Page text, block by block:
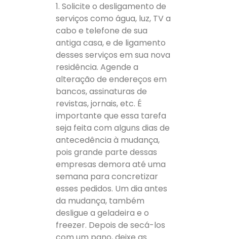
1. Solicite o desligamento de
serviços como água, luz, TV a
cabo e telefone de sua
antiga casa, e de ligamento
desses serviços em sua nova
residência. Agende a
alteração de endereços em
bancos, assinaturas de
revistas, jornais, etc. É
importante que essa tarefa
seja feita com alguns dias de
antecedência à mudança,
pois grande parte dessas
empresas demora até uma
semana para concretizar
esses pedidos. Um dia antes
da mudança, também
desligue a geladeira e o
freezer. Depois de secá-los